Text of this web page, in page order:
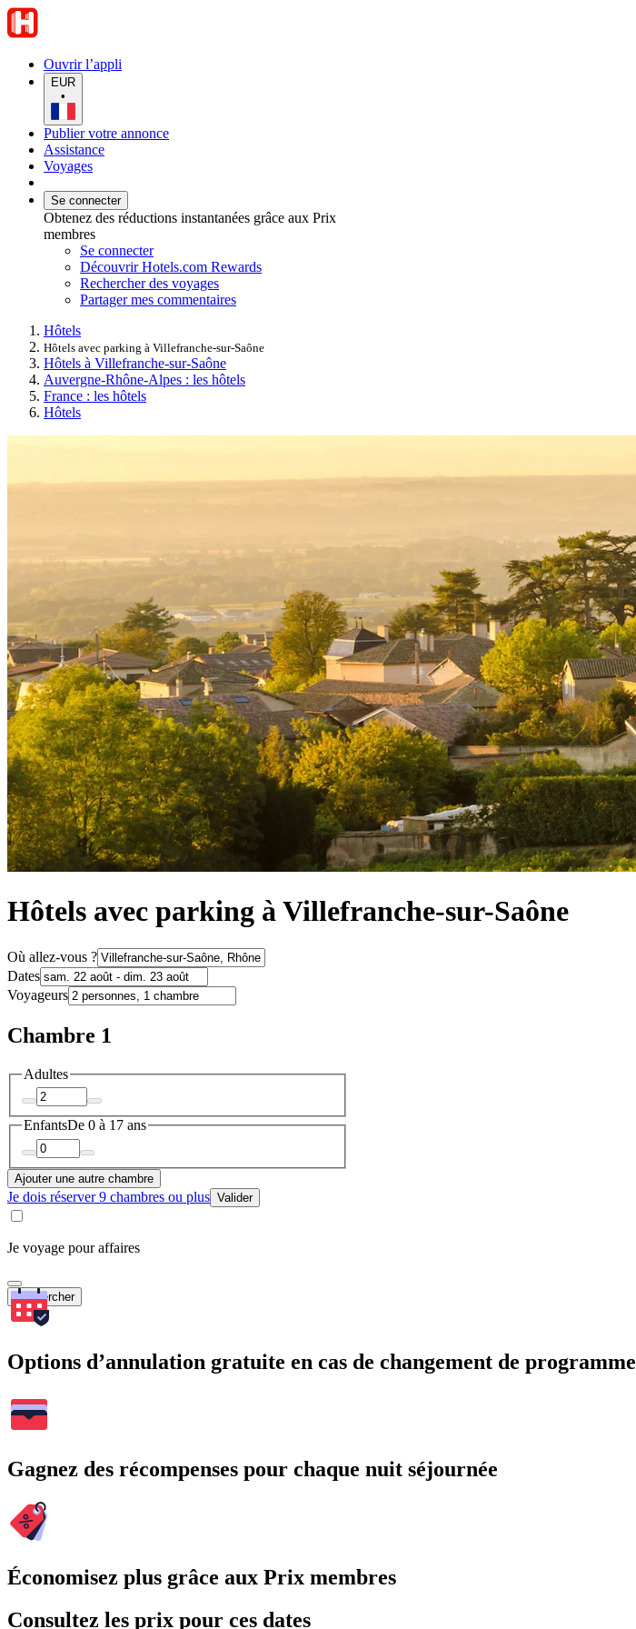
Ouvrir l’appli
EUR
•
Publier votre annonce
Assistance
Voyages
Se connecter
Obtenez des réductions instantanées grâce aux Prix
membres
Se connecter
Découvrir Hotels.com Rewards
Rechercher des voyages
Partager mes commentaires
Hôtels
Hôtels avec parking à Villefranche-sur-Saône
Hôtels à Villefranche-sur-Saône
Auvergne-Rhône-Alpes : les hôtels
France : les hôtels
Hôtels
Hôtels avec parking à Villefranche-sur-Saône
Où allez-vous ?
Dates
Voyageurs
Chambre 1
Adultes
EnfantsDe 0 à 17 ans
Ajouter une autre chambre
Je dois réserver 9 chambres ou plus Valider
Je voyage pour affaires
Rechercher
Options d’annulation gratuite en cas de changement de programme
Gagnez des récompenses pour chaque nuit séjournée
Économisez plus grâce aux Prix membres
Consultez les prix pour ces dates